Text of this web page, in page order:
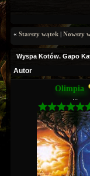
« Starszy wątek | Nowszy
Wyspa Kotów. Gapo
Autor
Olimpia
...